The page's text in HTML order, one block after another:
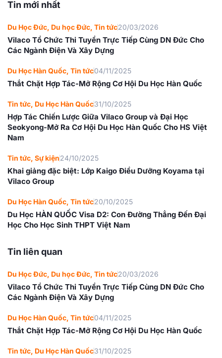
Tin mới nhất
Du Học Đức, Du học Đức, Tin tức20/03/2026
Vilaco Tổ Chức Thi Tuyển Trực Tiếp Cùng DN Đức Cho
Các Ngành Điện Và Xây Dựng
Du Học Hàn Quốc, Tin tức04/11/2025
Thắt Chặt Hợp Tác-Mở Rộng Cơ Hội Du Học Hàn Quốc
Tin tức, Du Học Hàn Quốc31/10/2025
Hợp Tác Chiến Lược Giữa Vilaco Group và Đại Học
Seokyong-Mở Ra Cơ Hội Du Học Hàn Quốc Cho HS Việt
Nam
Tin tức, Sự kiện24/10/2025
Khai giảng đặc biệt: Lớp Kaigo Điều Dưỡng Koyama tại
Vilaco Group
Du Học Hàn Quốc, Tin tức20/10/2025
Du Học HÀN QUỐC Visa D2: Con Đường Thẳng Đến Đại
Học Cho Học Sinh THPT Việt Nam
Tin liên quan
Du Học Đức, Du học Đức, Tin tức20/03/2026
Vilaco Tổ Chức Thi Tuyển Trực Tiếp Cùng DN Đức Cho
Các Ngành Điện Và Xây Dựng
Du Học Hàn Quốc, Tin tức04/11/2025
Thắt Chặt Hợp Tác-Mở Rộng Cơ Hội Du Học Hàn Quốc
Tin tức, Du Học Hàn Quốc31/10/2025